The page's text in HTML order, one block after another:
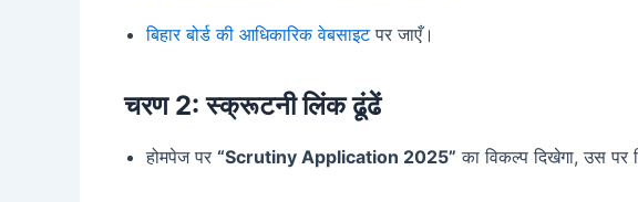
बिहार बोर्ड की आधिकारिक वेबसाइटपर जाएँ।
चरण 2: स्क्रूटनी लिंक ढूंढें
होमपेज पर “Scrutiny Application 2025” का विकल्प दिखेगा, उस पर